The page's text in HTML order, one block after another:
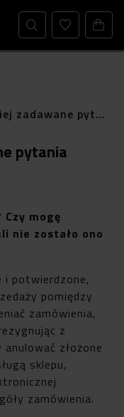
Najczęściej zadawane pytania
pytania
mogę
nie zostało ono
i potwierdzone,
pomiędzy
zamówienia,
z
złożone
sklepu,
zamówienia.